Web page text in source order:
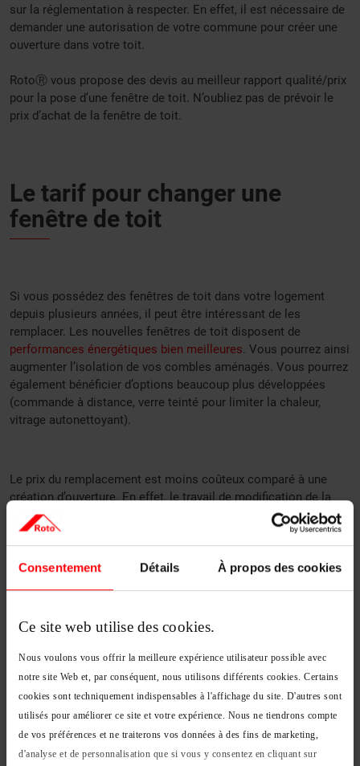
Consentement Détails À propos des cookies
Ce site web utilise des cookies.
Nous voulons vous offrir la meilleure expérience utilisateur possible avec
notre site Web et, par conséquent, nous utilisons différents cookies. Certains
cookies sont techniquement indispensables à l'affichage du site. D'autres sont
utilisés pour améliorer ce site et votre expérience. Nous ne tiendrons compte
de vos préférences et ne traiterons vos données à des fins de marketing,
d'analyse et de personnalisation que si vous y consentez en cliquant sur
sur la réglementation à respecter. En effet, il est nécessaire de
demander une autorisation de votre commune pour créer une
ouverture dans votre toit.
RotoⓇ vous propose des devis au meilleur rapport qualité/prix
pour la pose d’une fenêtre de toit. N’oubliez pas de prévoir le
prix d’achat de la fenêtre de toit.
Le tarif pour changer une
fenêtre de toit
Si vous possédez des fenêtres de toit dans votre logement
depuis plusieurs années, il peut être intéressant de les
remplacer. Les nouvelles fenêtres de toit disposent de
performances énergétiques bien meilleures . Vous pourrez ainsi
augmenter l’isolation de vos combles aménagés. Vous pourrez
également bénéficier d’options beaucoup plus développées
(commande à distance, verre teinté pour limiter la chaleur,
vitrage autonettoyant).
Le prix du remplacement est moins coûteux comparé à une
création d’ouverture. En effet, le travail de modification de la
charpente n’est pas nécessaire. Il faut compter en moyenne
entre 200 et 1 000 €. Si vous souhaitez comparer les devis, il
est conseillé de choisir en fonction de l’expertise de
l’installateur. Pour obtenir le prix le plus intéressant, il est
coût supplémentaire à la facture de pose. Les experts RotoⓇ
votre logement.
Les aides à l’installation d’une
fenêtre de toit